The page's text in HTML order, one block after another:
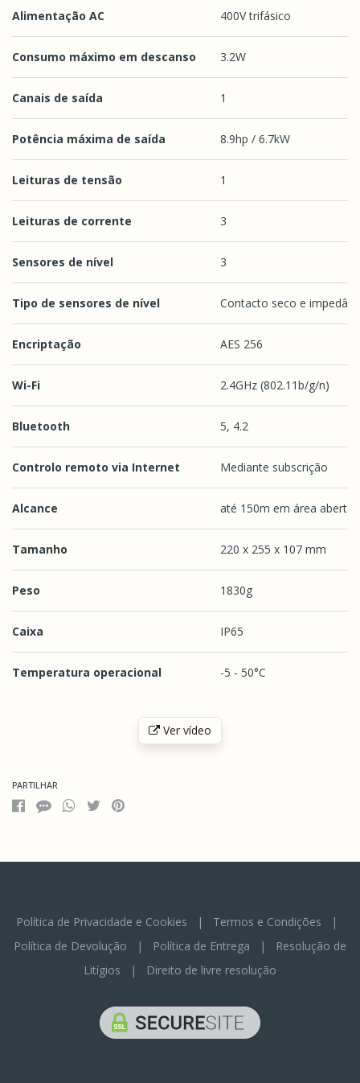
Alimentação AC 400V trifásico
Consumo máximo em descanso 3.2W
Canais de saída 1
Potência máxima de saída 8.9hp / 6.7kW
Leituras de tensão 1
Leituras de corrente 3
Sensores de nível 3
Tipo de sensores de nível Contacto seco e
Encriptação AES 256
Wi-Fi 2.4GHz (802.11b/g/n)
Bluetooth 5, 4.2
Controlo remoto via Internet Mediante subscrição
Alcance até 150m em área aberta
Tamanho 220 x 255 x 107 mm
Peso 1830g
Caixa IP65
Temperatura operacional
-5 - 50°C
Ver vídeo
PARTILHAR
Política de Privacidade e Cookies | Termos e Condições |
Política de Devolução | Política de Entrega |
Resolução de
Litígios | Direito de livre resolução